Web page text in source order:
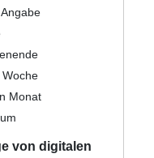
Woche
Monat
von digitalen